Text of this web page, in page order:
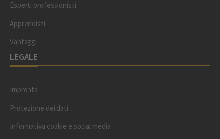
Esperti professionisti
Apprendisti
Vantaggi
LEGALE
Impronta
Protezione dei dati
Informativa cookie e social media